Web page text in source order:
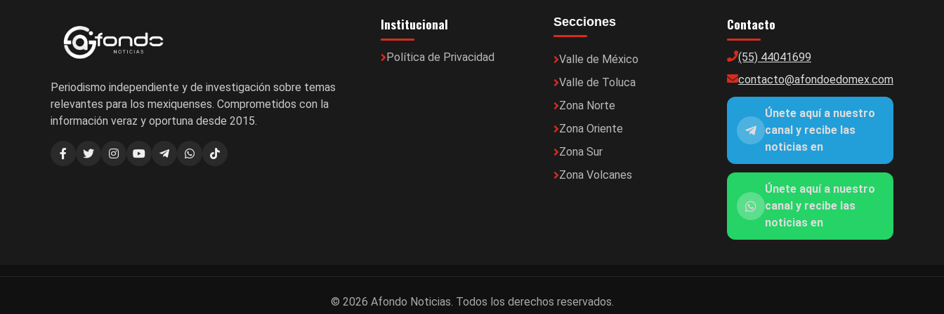
Periodismo independiente y de investigación sobre temas
relevantes para los mexiquenses. Comprometidos con la
información veraz y oportuna desde 2015.
Institucional
Política de Privacidad
Secciones
Valle de México
Valle de Toluca
Zona Norte
Zona Oriente
Zona Sur
Zona Volcanes
Contacto
(55) 44041699
contacto@afondoedomex.com
Únete aquí a nuestro
canal y recibe las
noticias en
Únete aquí a nuestro
canal y recibe las
noticias en
© 2026 Afondo Noticias. Todos los derechos reservados.